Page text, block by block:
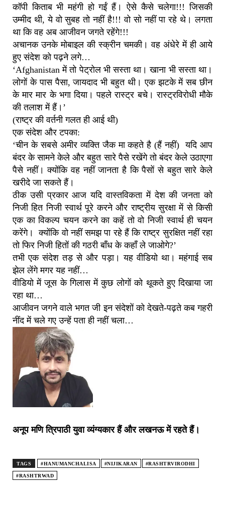
कॉपी किताब भी महंगी हो गईं हैं। ऐसे कैसे चलेगा!!! जिसकी
उम्मीद थी, ये वो सुबह तो नहीं है!!! वो सो नहीं पा रहे थे। लगता
था कि वह अब आजीवन जगते रहेंगे!!!
अचानक उनके मोबाइल की स्क्रीन चमकी। वह अंधेरे में ही आये
हुए संदेश को पढ़ने लगे…
‘Afghanistan में तो पेट्रोल भी सस्ता था। खाना भी सस्ता था।
लोगों के पास पैसा, जायदाद भी बहुत थी। एक झटके में सब छीन
के मार मार के भगा दिया। पहले रास्ट्र बचे। रास्ट्रविरोधी मौके
की तलाश में हैं।’
(राष्ट्र की वर्तनी गलत ही आई थी)
एक संदेश और टपका:
‘चीन के सबसे अमीर व्यक्ति जैक मा कहते है (हैं नहीं) यदि आप
बंदर के सामने केले और बहुत सारे पैसे रखेंगे तो बंदर केले उठाएगा
पैसे नहीं। क्योंकि वह नहीं जानता है कि पैसों से बहुत सारे केले
खरीदे जा सकते हैं।
ठीक उसी प्रकार आज यदि वास्तविकता में देश की जनता को
निजी हित निजी स्वार्थ पूरे करने और राष्ट्रीय सुरक्षा में से किसी
एक का विकल्प चयन करने का कहें तो वो निजी स्वार्थ ही चयन
करेंगे। क्योंकि वो नहीं समझ पा रहे हैं कि राष्ट्र सुरक्षित नहीं रहा
तो फिर निजी हितों की गठरी बाँध के कहाँ ले जाओगे?’
तभी एक संदेश तड़ से और पड़ा। यह वीडियो था। महंगाई सब
झेल लेंगे मगर यह नहीं…
वीडियो में जूस के गिलास में कुछ लोगों को थूकते हुए दिखाया जा
रहा था…
आजीवन जगने वाले भगत जी इन संदेशों को देखते-पढ़ते कब गहरी
नींद में चले गए उन्हें पता ही नहीं चला…
अनूप मणि त्रिपाठी युवा व्यंग्यकार हैं और लखनऊ में रहते हैं।
TAGS #HANUMANCHALISA #NIJIKARAN #RASHTRVIRODHI
#RASHTRWAD